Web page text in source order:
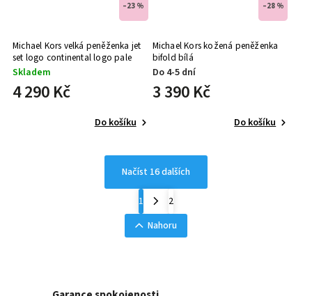
–23 %
Michael Kors velká peněženka jet
set logo continental logo pale
gold zlatá
Skladem
4 290 Kč
Do košíku
–28 %
Michael Kors kožená peněženka
bifold bílá
Do 4-5 dní
3 390 Kč
Do košíku
Načíst 16 dalších
1
2
Nahoru